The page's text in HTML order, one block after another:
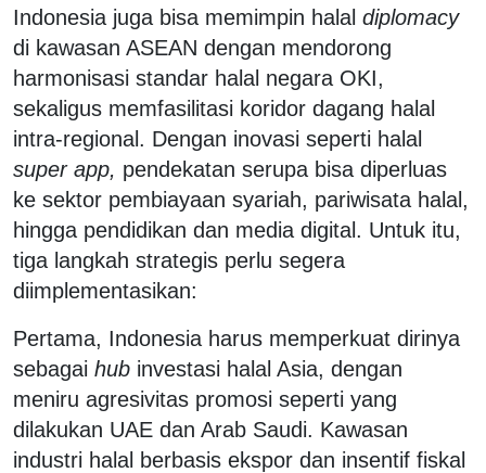
Indonesia juga bisa memimpin halal diplomacy
di kawasan ASEAN dengan mendorong
harmonisasi standar halal negara OKI,
sekaligus memfasilitasi koridor dagang halal
intra-regional. Dengan inovasi seperti halal
super app, pendekatan serupa bisa diperluas
ke sektor pembiayaan syariah, pariwisata halal,
hingga pendidikan dan media digital. Untuk itu,
tiga langkah strategis perlu segera
diimplementasikan:
Pertama, Indonesia harus memperkuat dirinya
sebagai hub investasi halal Asia, dengan
meniru agresivitas promosi seperti yang
dilakukan UAE dan Arab Saudi. Kawasan
industri halal berbasis ekspor dan insentif fiskal